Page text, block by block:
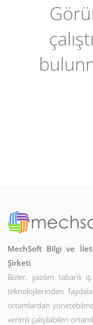
MechSoft Bilgi ve
Şirketi
Bizler, yazılım tabanlı
teknolojilerinden
ortamlardan
verimli çalışılabilen